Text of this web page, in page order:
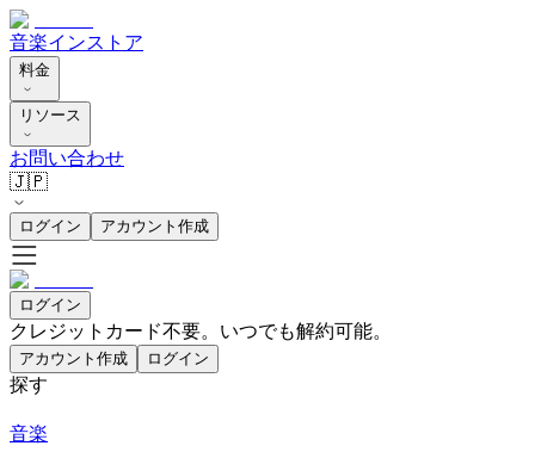
音楽インストア
料金
リソース
お問い合わせ
🇯🇵
ログイン アカウント作成
ログイン
クレジットカード不要。いつでも解約可能。
アカウント作成 ログイン
探す
音楽